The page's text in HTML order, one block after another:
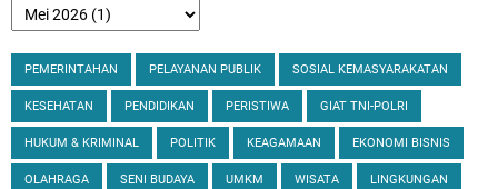
PEMERINTAHAN PELAYANAN PUBLIK SOSIAL KEMASYARAKATAN
KESEHATAN PENDIDIKAN PERISTIWA GIAT TNI-POLRI
HUKUM & KRIMINAL POLITIK KEAGAMAAN EKONOMI BISNIS
OLAHRAGA SENI BUDAYA UMKM WISATA LINGKUNGAN